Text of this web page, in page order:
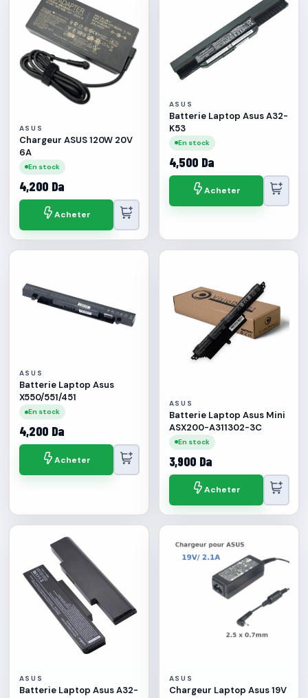
ASUS
Chargeur ASUS 120W 20V
6A
En stock
4,200 Da
Acheter
ASUS
Batterie Laptop Asus A32-
K53
En stock
4,500 Da
Acheter
ASUS
Batterie Laptop Asus
X550/551/451
En stock
4,200 Da
Acheter
ASUS
Batterie Laptop Asus Mini
ASX200-A311302-3C
En stock
3,900 Da
Acheter
ASUS
Batterie Laptop Asus A32-
ASUS
Chargeur Laptop Asus 19V